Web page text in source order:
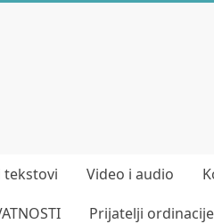
tekstovi Video i audio
Prijatelji ordinacije